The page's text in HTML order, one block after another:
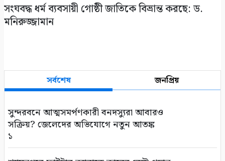
সংঘবদ্ধ ধর্ম ব্যবসায়ী গোষ্ঠী জাতিকে বিভ্রান্ত করছে: ড.
মনিরুজ্জামান
সর্বশেষ জনপ্রিয়
সুন্দরবনে আত্মসমর্পণকারী বনদস্যুরা আবারও
সক্রিয়? জেলেদের অভিযোগে নতুন আতঙ্ক
১